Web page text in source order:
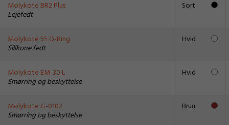
Molykote BR2 Plus
Lejefedt
Sort
Molykote 55 O-Ring
Silikone fedt
Hvid
Molykote EM-30 L
Smørring og beskyttelse
Hvid
Molykote G-0102
Smørring og beskyttelse
Brun